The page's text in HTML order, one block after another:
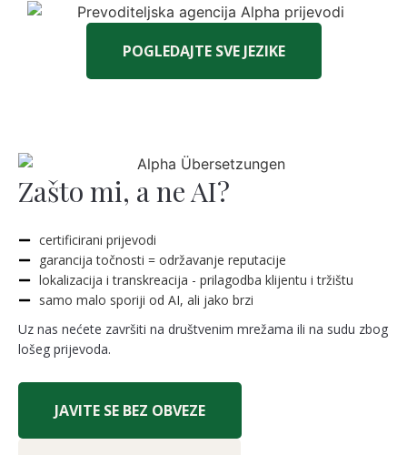
POGLEDAJTE SVE JEZIKE
Zašto mi, a ne AI?
certificirani prijevodi
garancija točnosti = održavanje reputacije
lokalizacija i transkreacija - prilagodba klijentu i tržištu
samo malo sporiji od AI, ali jako brzi
Uz nas nećete završiti na društvenim mrežama ili na sudu zbog
lošeg prijevoda.
JAVITE SE BEZ OBVEZE